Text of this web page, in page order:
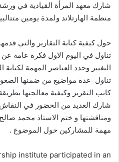
شارك معهد المرأة القيادية في ورشة
منظمة الهارتلاند ولمدة يومين
حول كيفية كتابة التقارير والتي
تناول في اليوم الاول فكرة عامة عن
التغيير وحدد العناصر المهمة لكتابة
تناول عدة مواضيع من ضمنها
كاتب التقرير وكيفية معالجتها
شارك العديد من الحضور في
ومناقشتها و ختم الاستاذ محمد
مهمة للمشاركين حول الموضوع .
institute participated in an